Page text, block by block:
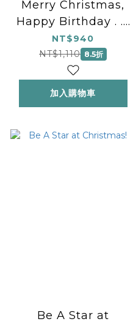
Merry Christmas,
Happy Birthday . . .
and Many More!
NT$940
NT$1,110 8.5折
加入購物車
Be A Star at